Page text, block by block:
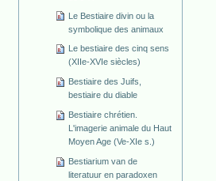
Le Bestiaire divin ou la
symbolique des animaux
Le bestiaire des cinq sens
(XIIe-XVIe siècles)
Bestiaire des Juifs,
bestiaire du diable
Bestiaire chrétien.
L'imagerie animale du Haut
Moyen Age (Ve-XIe s.)
Bestiarium van de
literatuur en paradoxen